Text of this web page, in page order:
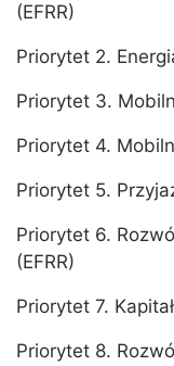
(EFRR)
Priorytet 2.
Priorytet 3.
Priorytet 4.
Priorytet 5.
Priorytet 6.
(EFRR)
Priorytet 7.
Priorytet 8.